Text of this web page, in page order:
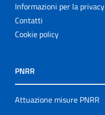
Informazioni per la privacy
Contatti
Cookie policy
PNRR
Attuazione misure PNRR